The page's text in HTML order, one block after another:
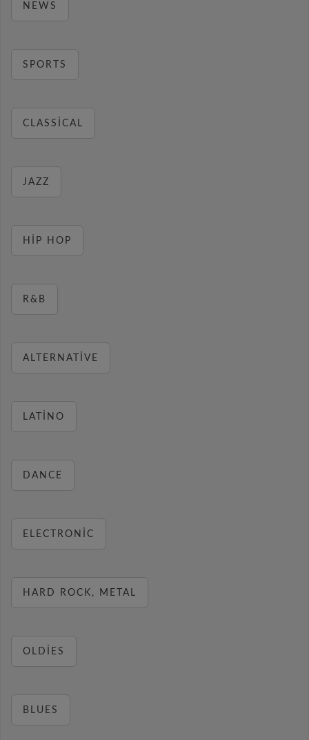
NEWS
SPORTS
CLASSICAL
JAZZ
HIP HOP
R&B
ALTERNATIVE
LATINO
DANCE
ELECTRONIC
HARD ROCK, METAL
OLDIES
BLUES